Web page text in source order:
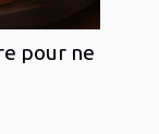
pour ne